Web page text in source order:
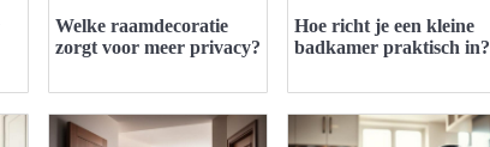
Welke raamdecoratie
zorgt voor meer privacy?
Hoe richt je een kleine
badkamer praktisch in?